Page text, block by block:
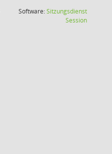
Software:Sitzungsdienst
Session(Wird in